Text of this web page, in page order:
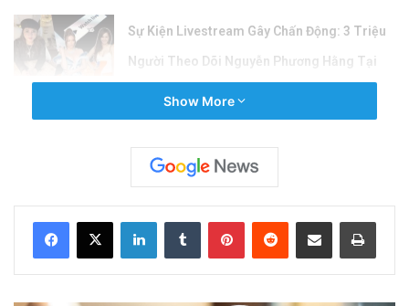
Sự Kiện Livestream Gây Chấn Động: 3 Triệu
Người Theo Dõi Nguyễn Phương Hằng Tại
Sự Nóng Bỏng Của Chính Quyền Trong Việc
Giải Quyết Vụ Sư Minh Tuệ: Nguyên Nhân Và
15 hours ago
Show More
LinkedInTumblr PinterestReddit Share via Email Print